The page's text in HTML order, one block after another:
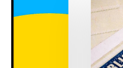
de
de
tudo